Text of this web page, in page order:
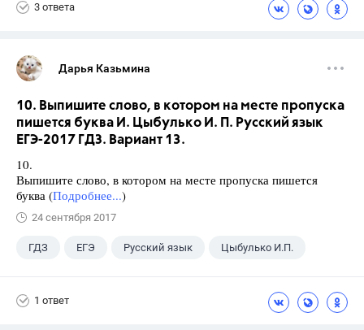
3 ответа
Дарья Казьмина
10. Выпишите слово, в котором на месте пропуска
пишется буква И. Цыбулько И. П. Русский язык
ЕГЭ-2017 ГДЗ. Вариант 13.
10.
Выпишите слово, в котором на месте пропуска пишется
буква (Подробнее...)
24 сентября 2017
ГДЗ ЕГЭ Русский язык Цыбулько И.П.
1 ответ